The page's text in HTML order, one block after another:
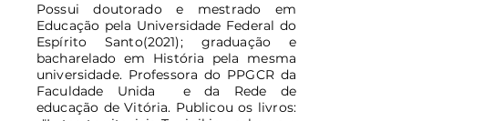
Possui doutorado e mestrado em
Educação pela Universidade Federal do
Espírito Santo(2021); graduação e
bacharelado em História pela mesma
universidade. Professora do PPGCR da
Faculdade Unida e da Rede de
educação de Vitória. Publicou os livros: